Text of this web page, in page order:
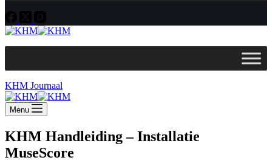
KHM Journaal
Menu
KHM Handleiding – Installatie
MuseScore